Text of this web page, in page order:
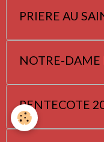
PRIERE AU
NOTRE-DAME
PENTECOTE